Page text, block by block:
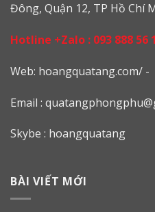
Đông, Quận 12, TP Hồ Chí
Hotline +Zalo : 093 888 56
Web: hoangquatang.com/ -
Email :
Skybe : hoangquatang
BÀI VIẾT MỚI